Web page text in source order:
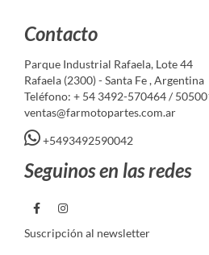
Contacto
Parque Industrial Rafaela, Lote 44
Rafaela (2300) - Santa Fe , Argentina
Teléfono: + 54 3492-570464 /
ventas@farmotopartes.com.ar
+5493492590042
Seguinos en las redes
Suscripción al newsletter